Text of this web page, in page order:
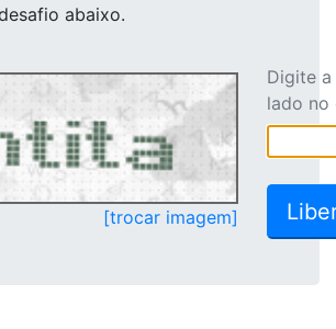
abaixo.
[trocar imagem]
Digite
lado no